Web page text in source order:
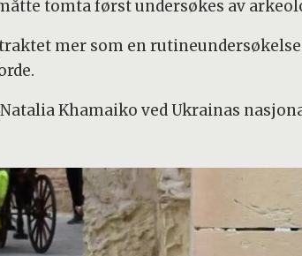
tomta først undersøkes av
mer som en
Khamaiko ved Ukrainas